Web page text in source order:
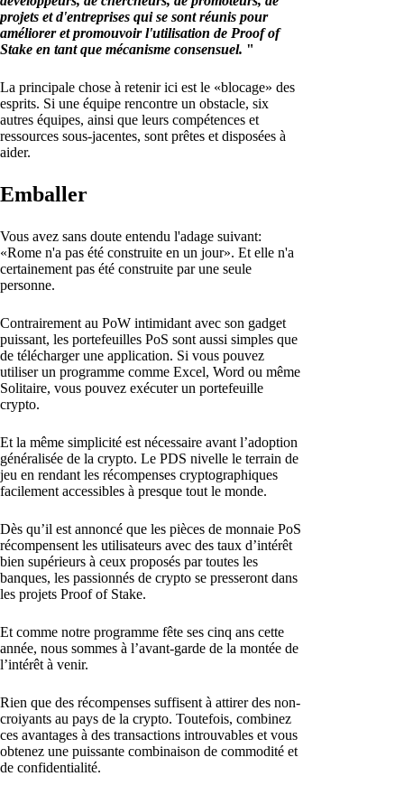
projets et d'entreprises qui se sont réunis pour
améliorer et promouvoir l'utilisation de Proof of
Stake en tant que mécanisme consensuel. "
La principale chose à retenir ici est le «blocage» des
esprits. Si une équipe rencontre un obstacle, six
autres équipes, ainsi que leurs compétences et
ressources sous-jacentes, sont prêtes et disposées à
aider.
Emballer
Vous avez sans doute entendu l'adage suivant:
«Rome n'a pas été construite en un jour». Et elle n'a
certainement pas été construite par une seule
personne.
Contrairement au PoW intimidant avec son gadget
puissant, les portefeuilles PoS sont aussi simples que
de télécharger une application. Si vous pouvez
utiliser un programme comme Excel, Word ou même
Solitaire, vous pouvez exécuter un portefeuille
crypto.
Et la même simplicité est nécessaire avant l’adoption
généralisée de la crypto. Le PDS nivelle le terrain de
jeu en rendant les récompenses cryptographiques
facilement accessibles à presque tout le monde.
Dès qu’il est annoncé que les pièces de monnaie PoS
récompensent les utilisateurs avec des taux d’intérêt
bien supérieurs à ceux proposés par toutes les
banques, les passionnés de crypto se presseront dans
les projets Proof of Stake.
Et comme notre programme fête ses cinq ans cette
année, nous sommes à l’avant-garde de la montée de
l’intérêt à venir.
Rien que des récompenses suffisent à attirer des non-
croiyants au pays de la crypto. Toutefois, combinez
ces avantages à des transactions introuvables et vous
obtenez une puissante combinaison de commodité et
de confidentialité.